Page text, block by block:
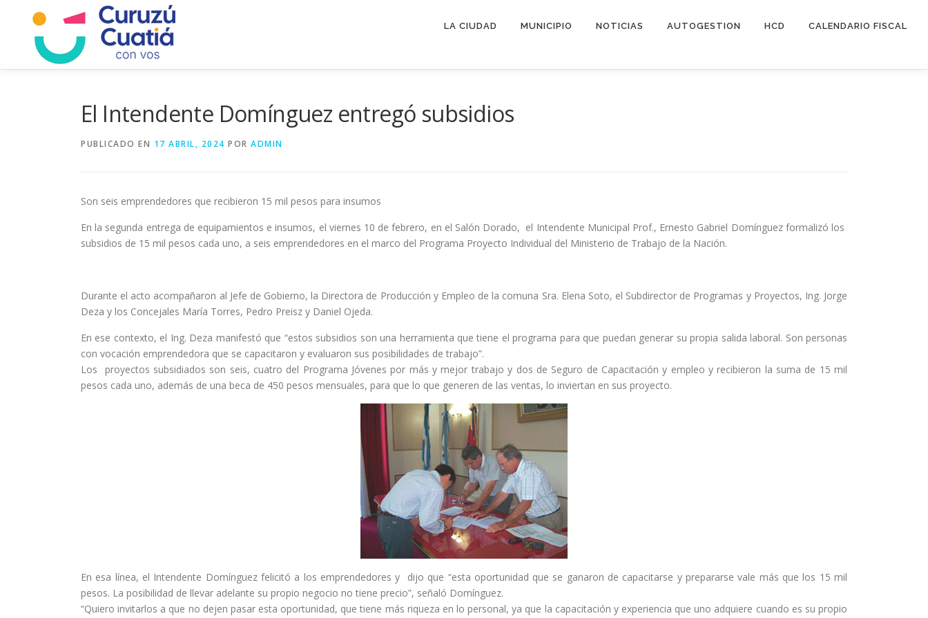
contenido
LA CIUDAD MUNICIPIO NOTICIAS AUTOGESTION HCD CALENDARIO FISCAL
El Intendente Domínguez entregó subsidios
PUBLICADO EN 17 ABRIL, 2024 POR ADMIN
Son seis emprendedores que recibieron 15 mil pesos para insumos
En la segunda entrega de equipamientos e insumos, el viernes 10 de febrero, en el Salón Dorado, el Intendente Municipal Prof., Ernesto Gabriel Domínguez formalizó los
subsidios de 15 mil pesos cada uno, a seis emprendedores en el marco del Programa Proyecto Individual del Ministerio de Trabajo de la Nación.
Durante el acto acompañaron al Jefe de Gobierno, la Directora de Producción y Empleo de la comuna Sra. Elena Soto, el Subdirector de Programas y Proyectos, Ing. Jorge
Deza y los Concejales María Torres, Pedro Preisz y Daniel Ojeda.
En ese contexto, el Ing. Deza manifestó que “estos subsidios son una herramienta que tiene el programa para que puedan generar su propia salida laboral. Son personas
con vocación emprendedora que se capacitaron y evaluaron sus posibilidades de trabajo”.
Los proyectos subsidiados son seis, cuatro del Programa Jóvenes por más y mejor trabajo y dos de Seguro de Capacitación y empleo y recibieron la suma de 15 mil
pesos cada uno, además de una beca de 450 pesos mensuales, para que lo que generen de las ventas, lo inviertan en sus proyecto.
En esa línea, el Intendente Domínguez felicitó a los emprendedores y dijo que “esta oportunidad que se ganaron de capacitarse y prepararse vale más que los 15 mil
pesos. La posibilidad de llevar adelante su propio negocio no tiene precio”, señaló Domínguez.
“Quiero invitarlos a que no dejen pasar esta oportunidad, que tiene más riqueza en lo personal, ya que la capacitación y experiencia que uno adquiere cuando es su propio